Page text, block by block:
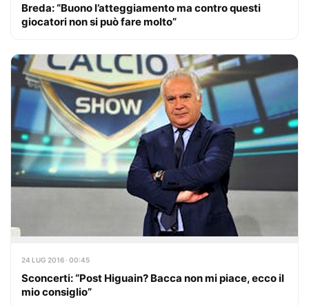
Breda: “Buono l’atteggiamento ma contro questi
giocatori non si può fare molto”
24 LUG 2016 · 00:45
Sconcerti: “Post Higuain? Bacca non mi piace, ecco il
mio consiglio”